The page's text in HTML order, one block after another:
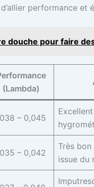
performance et
douche pour faire
(Lambda)
– 0,045
– 0,042
Très
issue du